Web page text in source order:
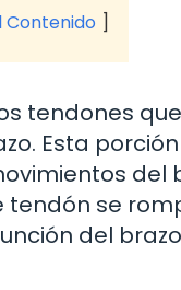
tendones
Esta
del
se
del